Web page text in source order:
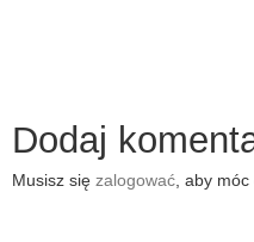
Dodaj
Musisz się zalogować , aby